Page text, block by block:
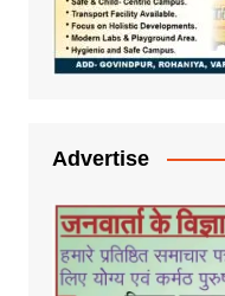
Advertise